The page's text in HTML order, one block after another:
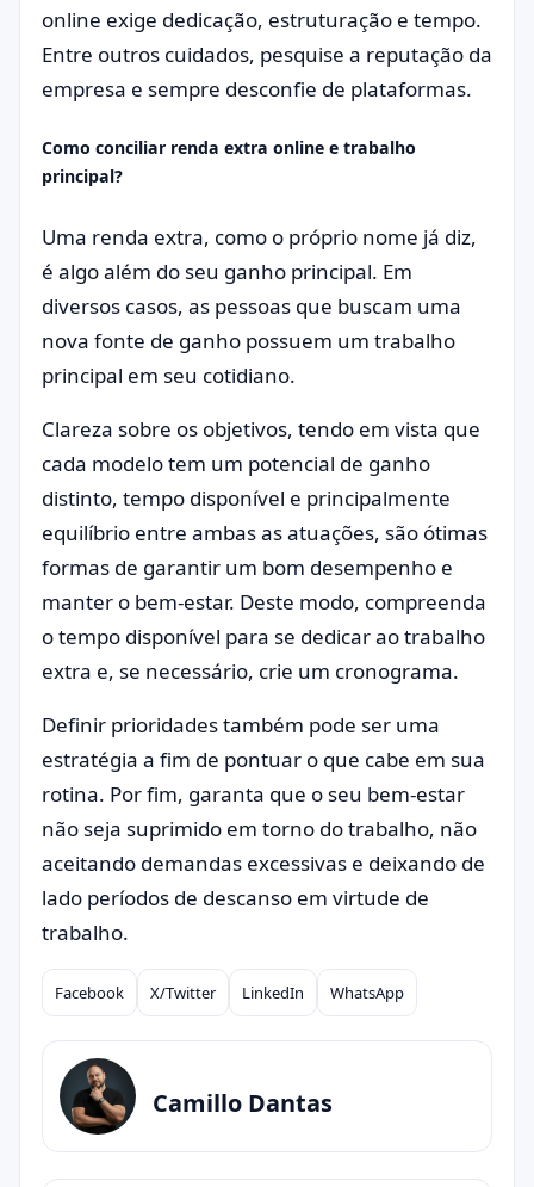
online exige dedicação, estruturação e tempo.
Entre outros cuidados, pesquise a reputação da
empresa e sempre desconfie de plataformas.
Como conciliar renda extra online e trabalho
principal?
Uma renda extra, como o próprio nome já diz,
é algo além do seu ganho principal. Em
diversos casos, as pessoas que buscam uma
nova fonte de ganho possuem um trabalho
principal em seu cotidiano.
Clareza sobre os objetivos, tendo em vista que
cada modelo tem um potencial de ganho
distinto, tempo disponível e principalmente
equilíbrio entre ambas as atuações, são ótimas
formas de garantir um bom desempenho e
manter o bem-estar. Deste modo, compreenda
o tempo disponível para se dedicar ao trabalho
extra e, se necessário, crie um cronograma.
Definir prioridades também pode ser uma
estratégia a fim de pontuar o que cabe em sua
rotina. Por fim, garanta que o seu bem-estar
não seja suprimido em torno do trabalho, não
aceitando demandas excessivas e deixando de
lado períodos de descanso em virtude de
trabalho.
Compartilhar
Facebook X/Twitter LinkedIn WhatsApp
Camillo Dantas